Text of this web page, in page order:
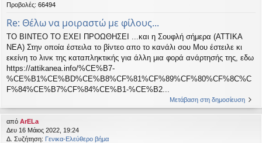
Προβολές: 66494
Re: Θέλω να μοιραστώ με φίλους...
TO BINTEO TO EXEI ΠΡΟΩΘΗΣΕΙ ...και η Σουφλή σήμερα (ΑΤΤΙΚΑ
ΝΕΑ) Στην οποία έστειλα το βίντεο απο το κανάλι σου Μου έστειλε κι
εκείνη το λινκ της καταπληκτικής για άλλη μια φορά ανάρτησής της, εδω
https://attikanea.info/%CE%B7-
%CE%B1%CE%BD%CE%B8%CF%81%CF%89%CF%80%CF%8C%C
F%84%CE%B7%CF%84%CE%B1-%CE%B2...
Μετάβαση στη δημοσίευση
από ArELa
Δευ 16 Μάιος 2022, 19:24
Δ. Συζήτηση: Γενικα-Ελεύθερο βήμα